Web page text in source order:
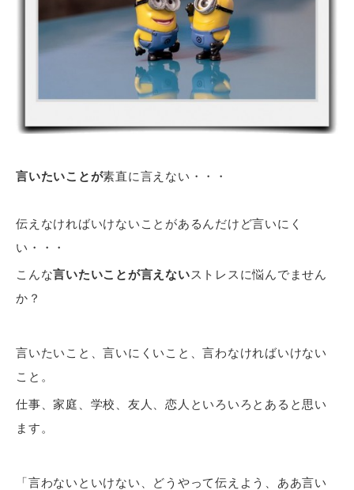
言いたいことが素直に言えない・・・
伝えなければいけないことがあるんだけど言いにく
い・・・
こんな言いたいことが言えないストレスに悩んでません
か？
言いたいこと、言いにくいこと、言わなければいけない
こと。
仕事、家庭、学校、友人、恋人といろいろとあると思い
ます。
「言わないといけない、どうやって伝えよう、ああ言い